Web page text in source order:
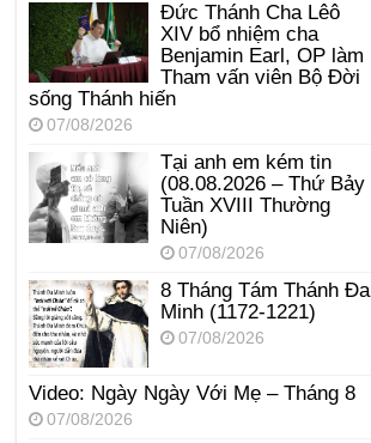
Đức Thánh Cha Lêô
XIV bổ nhiệm cha
Benjamin Earl, OP làm
Tham vấn viên Bộ Đời
sống Thánh hiến
07/08/2026
Tại anh em kém tin
(08.08.2026 – Thứ Bảy
Tuần XVIII Thường
Niên)
07/08/2026
8 Tháng Tám Thánh Ða
Minh (1172-1221)
07/08/2026
Video: Ngày Ngày Với Mẹ – Tháng 8
07/08/2026